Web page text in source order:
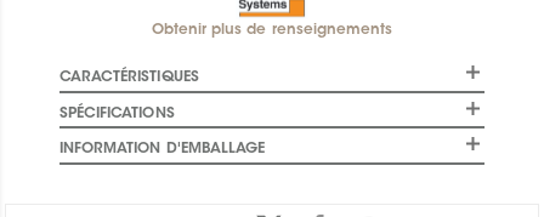
Obtenir plus de renseignements
CARACTÉRISTIQUES
SPÉCIFICATIONS
INFORMATION D'EMBALLAGE